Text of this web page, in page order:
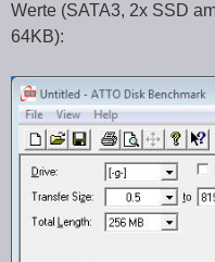
Werte (SATA3, 2x SSD
64KB):